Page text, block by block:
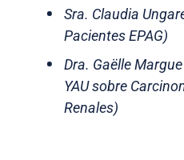
Sra. Claudia
Pacientes EPAG)
Dra. Gaëlle
YAU sobre
Renales)